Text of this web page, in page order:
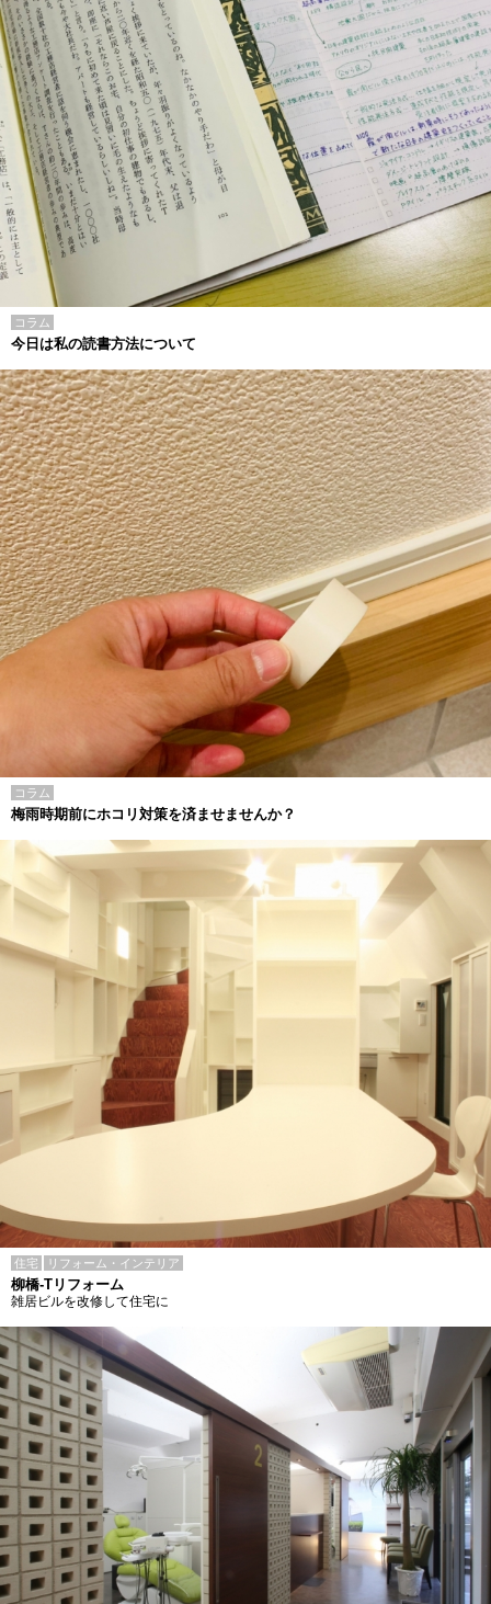
コラム
今日は私の読書方法について
コラム
梅雨時期前にホコリ対策を済ませませんか？
住宅 リフォーム・インテリア
柳橋-Tリフォーム
雑居ビルを改修して住宅に